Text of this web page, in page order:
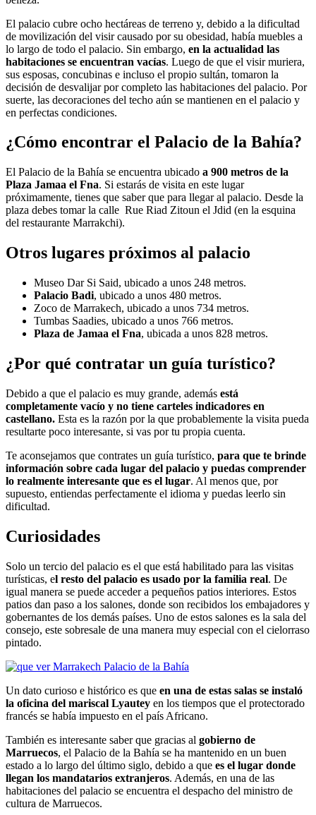
El palacio cubre ocho hectáreas de terreno y, debido a la dificultad
de movilización del visir causado por su obesidad, había muebles a
lo largo de todo el palacio. Sin embargo, en la actualidad las
habitaciones se encuentran vacías. Luego de que el visir muriera,
sus esposas, concubinas e incluso el propio sultán, tomaron la
decisión de desvalijar por completo las habitaciones del palacio. Por
suerte, las decoraciones del techo aún se mantienen en el palacio y
en perfectas condiciones.
¿Cómo encontrar el Palacio de la Bahía?
El Palacio de la Bahía se encuentra ubicado a 900 metros de la
Plaza Jamaa el Fna. Si estarás de visita en este lugar
próximamente, tienes que saber que para llegar al palacio. Desde la
plaza debes tomar la calle Rue Riad Zitoun el Jdid (en la esquina
del restaurante Marrakchi).
Otros lugares próximos al palacio
Museo Dar Si Said, ubicado a unos 248 metros.
Palacio Badi, ubicado a unos 480 metros.
Zoco de Marrakech, ubicado a unos 734 metros.
Tumbas Saadies, ubicado a unos 766 metros.
Plaza de Jamaa el Fna, ubicada a unos 828 metros.
¿Por qué contratar un guía turístico?
Debido a que el palacio es muy grande, además está
completamente vacío y no tiene carteles indicadores en
castellano. Esta es la razón por la que probablemente la visita pueda
resultarte poco interesante, si vas por tu propia cuenta.
Te aconsejamos que contrates un guía turístico, para que te brinde
información sobre cada lugar del palacio y puedas comprender
lo realmente interesante que es el lugar. Al menos que, por
supuesto, entiendas perfectamente el idioma y puedas leerlo sin
dificultad.
Curiosidades
Solo un tercio del palacio es el que está habilitado para las visitas
turísticas, el resto del palacio es usado por la familia real. De
igual manera se puede acceder a pequeños patios interiores. Estos
patios dan paso a los salones, donde son recibidos los embajadores y
gobernantes de los demás países. Uno de estos salones es la sala del
consejo, este sobresale de una manera muy especial con el cielorraso
pintado.
Un dato curioso e histórico es que en una de estas salas se instaló
la oficina del mariscal Lyautey en los tiempos que el protectorado
francés se había impuesto en el país Africano.
También es interesante saber que gracias al gobierno de
Marruecos, el Palacio de la Bahía se ha mantenido en un buen
estado a lo largo del último siglo, debido a que es el lugar donde
llegan los mandatarios extranjeros. Además, en una de las
habitaciones del palacio se encuentra el despacho del ministro de
cultura de Marruecos.